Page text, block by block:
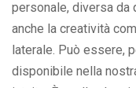
personale, diversa da
anche la creatività
laterale. Può essere,
disponibile nella